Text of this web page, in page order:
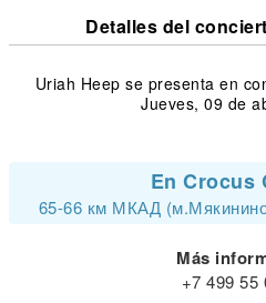
Detalles del
Uriah Heep se presenta en
Jueves, 09 de
En Crocus
65-66 км МКАД
Más
+7 499 55